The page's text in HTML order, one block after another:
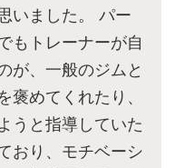
いました。 パー
もトレーナーが自
が、一般のジムと
褒めてくれたり、
うと指導していた
おり、モチベーシ